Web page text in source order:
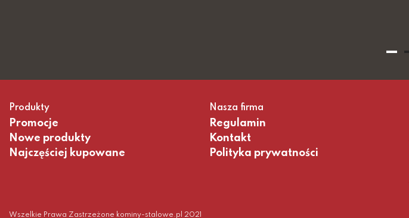
Produkty
Promocje
Nowe produkty
Najczęściej kupowane
Nasza firma
Regulamin
Kontakt
Polityka prywatności
Wszelkie Prawa Zastrzeżone kominy-stalowe.pl 2021